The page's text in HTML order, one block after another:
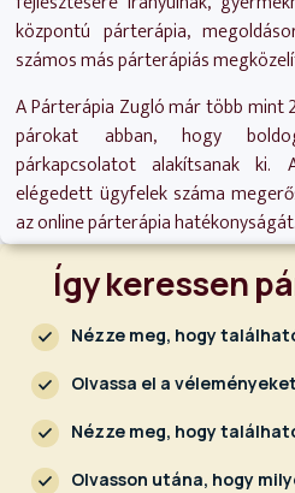
központú párterápia,
számos más párterápiás
A Párterápia Zugló már több mint
párokat abban, hogy
párkapcsolatot alakítsanak ki.
elégedett ügyfelek száma
az online párterápia hatékonyságát.
Így keressen
Nézze meg, hogy
Olvassa el a véleményeket
Nézze meg, hogy
Olvasson utána, hogy